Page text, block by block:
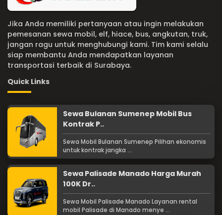
Jika Anda memiliki pertanyaan atau ingin melakukan
pemesanan sewa mobil, elf, hiace, bus, angkutan, truk,
jangan ragu untuk menghubungi kami. Tim kami selalu
siap membantu Anda mendapatkan layanan
transportasi terbaik di Surabaya.
Quick Links
Sewa Bulanan Sumenep Mobil Bus
Kontrak P..
Sewa Mobil Bulanan Sumenep Pilihan ekonomis
untuk kontrak jangka ...
Sewa Palisade Manado Harga Murah
100K Dr..
Sewa Mobil Palisade Manado Layanan rental
mobil Palisade di Manado menye ...